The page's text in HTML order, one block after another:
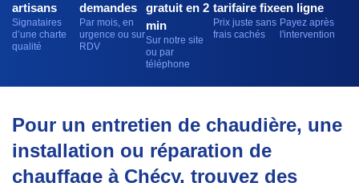
artisans
Signataires
d’une charte
qualité
demandes
Par mois, en
urgence ou sur
RDV
gratuit en 2
min
Sur notre site
ou par
téléphone
tarifaire fixe
Prix juste sans
frais cachés
en ligne
Payez après
l'intervention
Pour un entretien de chaudière, une
installation ou réparation de
chauffage à Chécy, trouvez des